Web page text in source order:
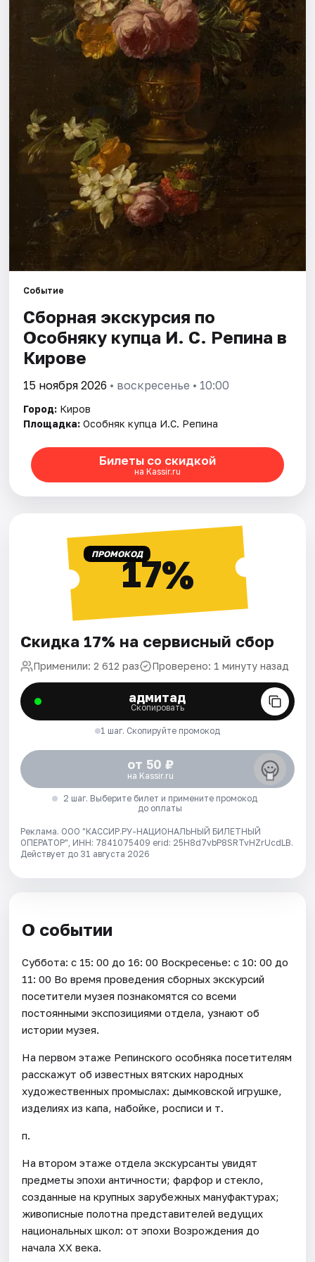
Города
Артисты
Рейтинги
Событие
Сборная экскурсия по
Особняку купца И. С. Репина в
Кирове
15 ноября 2026 • воскресенье • 10:00
Город: Киров
Площадка: Особняк купца И.С. Репина
Билеты со скидкой
на Kassir.ru
ПРОМОКОД17%
Скидка 17% на сервисный сбор
Применили: 2 612 раз Проверено: 1 минуту назад
адмитад
Скопировать
1 шаг. Скопируйте промокод
от 50 ₽
на Kassir.ru
2 шаг. Выберите билет и примените промокод
до оплаты
Реклама. ООО "КАССИР.РУ-НАЦИОНАЛЬНЫЙ БИЛЕТНЫЙ
ОПЕРАТОР", ИНН: 7841075409 erid: 25H8d7vbP8SRTvHZrUcdLB.
Действует до 31 августа 2026
О событии
Суббота: с 15: 00 до 16: 00 Воскресенье: с 10: 00 до
11: 00 Во время проведения сборных экскурсий
посетители музея познакомятся со всеми
постоянными экспозициями отдела, узнают об
истории музея.
На первом этаже Репинского особняка посетителям
расскажут об известных вятских народных
художественных промыслах: дымковской игрушке,
изделиях из капа, набойке, росписи и т.
п.
На втором этаже отдела экскурсанты увидят
предметы эпохи античности; фарфор и стекло,
созданные на крупных зарубежных мануфактурах;
живописные полотна представителей ведущих
национальных школ: от эпохи Возрождения до
начала ХХ века.